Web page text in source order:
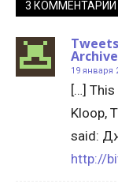
3 КОММЕНТАРИИ
19 января
[…]
Kloop,
said:
http://